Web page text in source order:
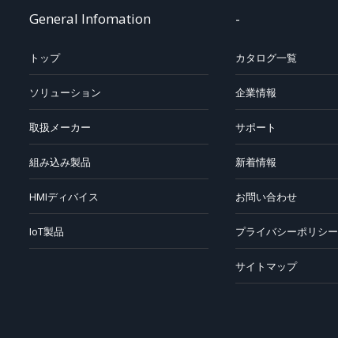
General Infomation
トップ
ソリューション
取扱メーカー
組み込み製品
HMIディバイス
IoT製品
-
カタログ一覧
企業情報
サポート
新着情報
お問い合わせ
プライバシーポリシー
サイトマップ